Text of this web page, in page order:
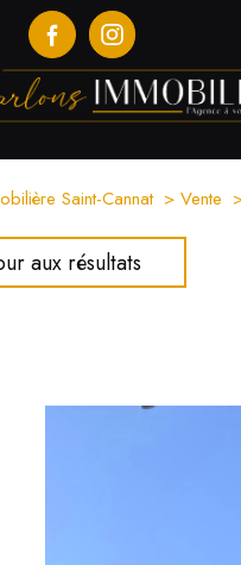
Saint-Cannat Vente
aux résultats